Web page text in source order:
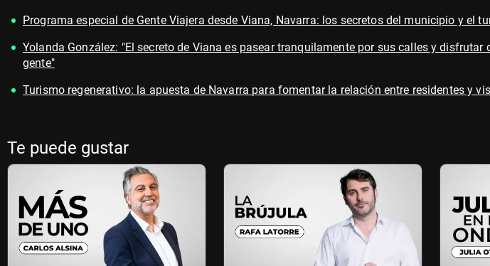
Programa especial de Gente Viajera desde Viana, Navarra: los secretos del municipio y el
Yolanda González: "El secreto de Viana es pasear tranquilamente por sus calles y disfrutar
gente"
Turismo regenerativo: la apuesta de Navarra para fomentar la relación entre residentes y
Te puede gustar